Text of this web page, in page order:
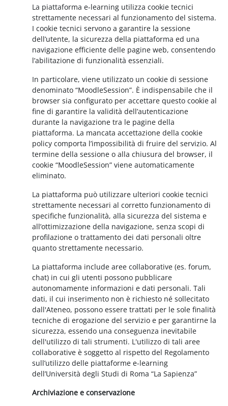
La piattaforma e-learning utilizza cookie tecnici
strettamente necessari al funzionamento del sistema.
I cookie tecnici servono a garantire la sessione
dell’utente, la sicurezza della piattaforma ed una
navigazione efficiente delle pagine web, consentendo
l’abilitazione di funzionalità essenziali.
In particolare, viene utilizzato un cookie di sessione
denominato “MoodleSession”. È indispensabile che il
browser sia configurato per accettare questo cookie al
fine di garantire la validità dell’autenticazione
durante la navigazione tra le pagine della
piattaforma. La mancata accettazione della cookie
policy comporta l’impossibilità di fruire del servizio. Al
termine della sessione o alla chiusura del browser, il
cookie “MoodleSession” viene automaticamente
eliminato.
La piattaforma può utilizzare ulteriori cookie tecnici
strettamente necessari al corretto funzionamento di
specifiche funzionalità, alla sicurezza del sistema e
all’ottimizzazione della navigazione, senza scopi di
profilazione o trattamento dei dati personali oltre
quanto strettamente necessario.
La piattaforma include aree collaborative (es. forum,
chat) in cui gli utenti possono pubblicare
autonomamente informazioni e dati personali. Tali
dati, il cui inserimento non è richiesto né sollecitato
dall'Ateneo, possono essere trattati per le sole finalità
tecniche di erogazione del servizio e per garantirne la
sicurezza, essendo una conseguenza inevitabile
dell'utilizzo di tali strumenti. L'utilizzo di tali aree
collaborative è soggetto al rispetto del Regolamento
sull’utilizzo delle piattaforme e-learning
dell’Università degli Studi di Roma “La Sapienza”
Archiviazione e conservazione